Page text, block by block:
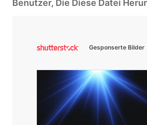
Benutzer, Die Diese Datei
Gesponserte Bilder